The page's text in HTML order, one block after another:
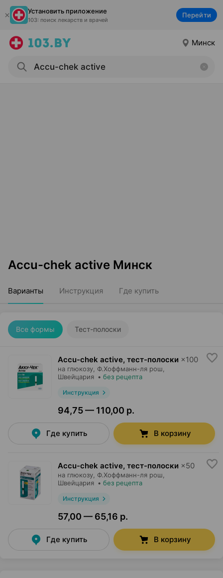
Установить приложение
103: поиск лекарств и врачей
Перейти
Минск
Accu-chek active Минск
Варианты Инструкция Где купить
Все формы Тест-полоски
Accu-chek active, тест-полоски ×100
на глюкозу, Ф.Хоффманн-ля рош
Швейцария • без рецепта
Инструкция
94,75 — 110,00 р.
Где купить В корзину
Accu-chek active, тест-полоски ×50
на глюкозу, Ф.Хоффманн-ля рош
Швейцария • без рецепта
Инструкция
57,00 — 65,16 р.
Где купить В корзину